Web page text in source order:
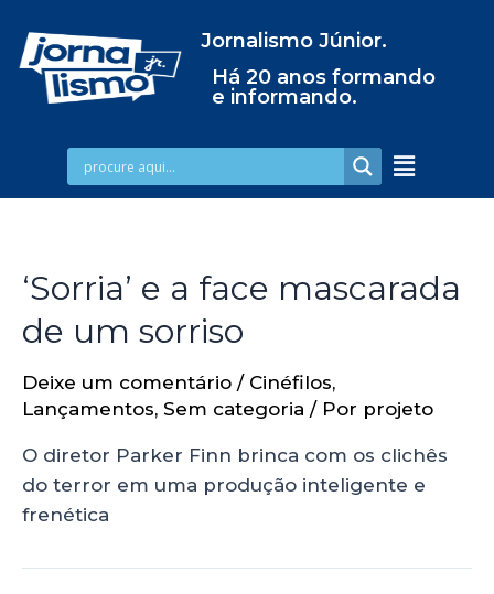
Jornalismo Júnior.
Há 20 anos formando
e informando.
‘Sorria’ e a face mascarada
de um sorriso
Deixe um comentário / Cinéfilos,
Lançamentos, Sem categoria / Por projeto
O diretor Parker Finn brinca com os clichês
do terror em uma produção inteligente e
frenética